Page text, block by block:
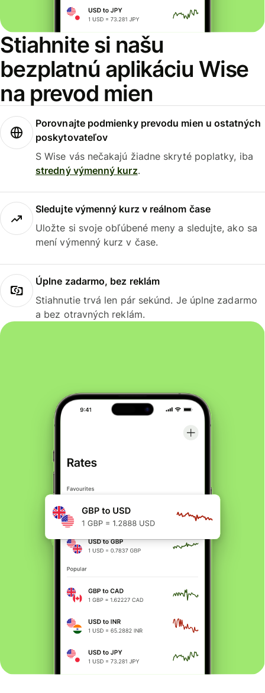
Stiahnite si našu
bezplatnú aplikáciu Wise
na prevod mien
Porovnajte podmienky prevodu mien u ostatných
poskytovateľov
S Wise vás nečakajú žiadne skryté poplatky, iba
stredný výmenný kurz.
Sledujte výmenný kurz v reálnom čase
Uložte si svoje obľúbené meny a sledujte, ako sa
mení výmenný kurz v čase.
Úplne zadarmo, bez reklám
Stiahnutie trvá len pár sekúnd. Je úplne zadarmo
a bez otravných reklám.